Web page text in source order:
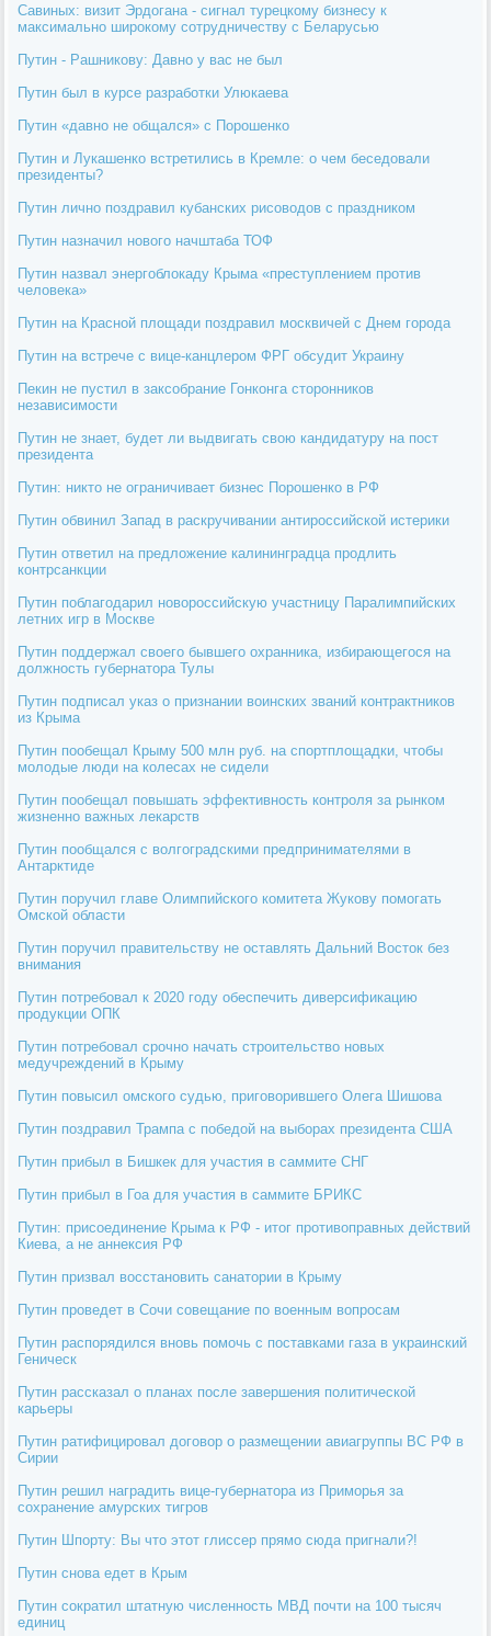
Савиных: визит Эрдогана - сигнал турецкому бизнесу к
максимально широкому сотрудничеству с Беларусью
Путин - Рашникову: Давно у вас не был
Путин был в курсе разработки Улюкаева
Путин «давно не общался» с Порошенко
Путин и Лукашенко встретились в Кремле: о чем беседовали
президенты?
Путин лично поздравил кубанских рисоводов с праздником
Путин назначил нового начштаба ТОФ
Путин назвал энергоблокаду Крыма «преступлением против
человека»
Путин на Красной площади поздравил москвичей с Днем города
Путин на встрече с вице-канцлером ФРГ обсудит Украину
Пекин не пустил в заксобрание Гонконга сторонников
независимости
Путин не знает, будет ли выдвигать свою кандидатуру на пост
президента
Путин: никто не ограничивает бизнес Порошенко в РФ
Путин обвинил Запад в раскручивании антироссийской истерики
Путин ответил на предложение калининградца продлить
контрсанкции
Путин поблагодарил новороссийскую участницу Паралимпийских
летних игр в Москве
Путин поддержал своего бывшего охранника, избирающегося на
должность губернатора Тулы
Путин подписал указ о признании воинских званий контрактников
из Крыма
Путин пообещал Крыму 500 млн руб. на спортплощадки, чтобы
молодые люди на колесах не сидели
Путин пообещал повышать эффективность контроля за рынком
жизненно важных лекарств
Путин пообщался с волгоградскими предпринимателями в
Антарктиде
Путин поручил главе Олимпийского комитета Жукову помогать
Омской области
Путин поручил правительству не оставлять Дальний Восток без
внимания
Путин потребовал к 2020 году обеспечить диверсификацию
продукции ОПК
Путин потребовал срочно начать строительство новых
медучреждений в Крыму
Путин повысил омского судью, приговорившего Олега Шишова
Путин поздравил Трампа с победой на выборах президента США
Путин прибыл в Бишкек для участия в саммите СНГ
Путин прибыл в Гоа для участия в саммите БРИКС
Путин: присоединение Крыма к РФ - итог противоправных действий
Киева, а не аннексия РФ
Путин призвал восстановить санатории в Крыму
Путин проведет в Сочи совещание по военным вопросам
Путин распорядился вновь помочь с поставками газа в украинский
Геническ
Путин рассказал о планах после завершения политической
карьеры
Путин ратифицировал договор о размещении авиагруппы ВС РФ в
Сирии
Путин решил наградить вице-губернатора из Приморья за
сохранение амурских тигров
Путин Шпорту: Вы что этот глиссер прямо сюда пригнали?!
Путин снова едет в Крым
Путин сократил штатную численность МВД почти на 100 тысяч
единиц